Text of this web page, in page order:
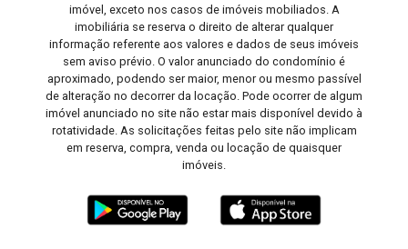
imóvel, exceto nos casos de imóveis mobiliados. A
imobiliária se reserva o direito de alterar qualquer
informação referente aos valores e dados de seus imóveis
sem aviso prévio. O valor anunciado do condomínio é
aproximado, podendo ser maior, menor ou mesmo passível
de alteração no decorrer da locação. Pode ocorrer de algum
imóvel anunciado no site não estar mais disponível devido à
rotatividade. As solicitações feitas pelo site não implicam
em reserva, compra, venda ou locação de quaisquer
imóveis.